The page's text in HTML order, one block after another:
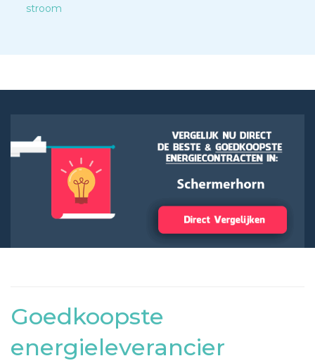
stroom
Goedkoopste
energieleverancier